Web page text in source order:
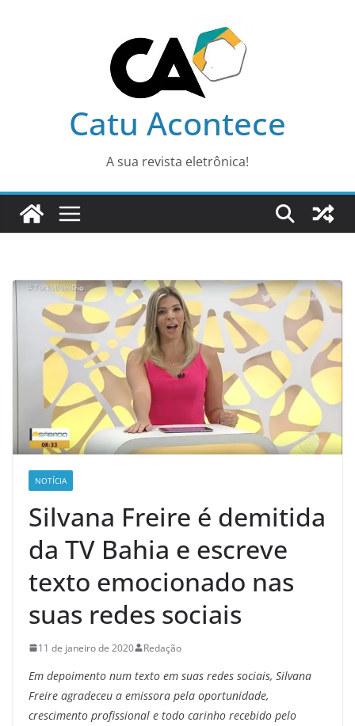
Catu Acontece
A sua revista eletrônica!
NOTÍCIA
Silvana Freire é demitida
da TV Bahia e escreve
texto emocionado nas
suas redes sociais
11 de janeiro de 2020 Redação
Em depoimento num texto em suas redes sociais, Silvana
Freire agradeceu a emissora pela oportunidade,
crescimento profissional e todo carinho recebido pelo